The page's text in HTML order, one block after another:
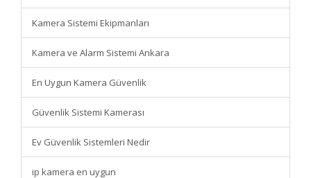
Kamera Sistemi Ekipmanları
Kamera ve Alarm Sistemi Ankara
En Uygun Kamera Güvenlik
Güvenlik Sistemi Kamerası
Ev Güvenlik Sistemleri Nedir
ip kamera en uygun